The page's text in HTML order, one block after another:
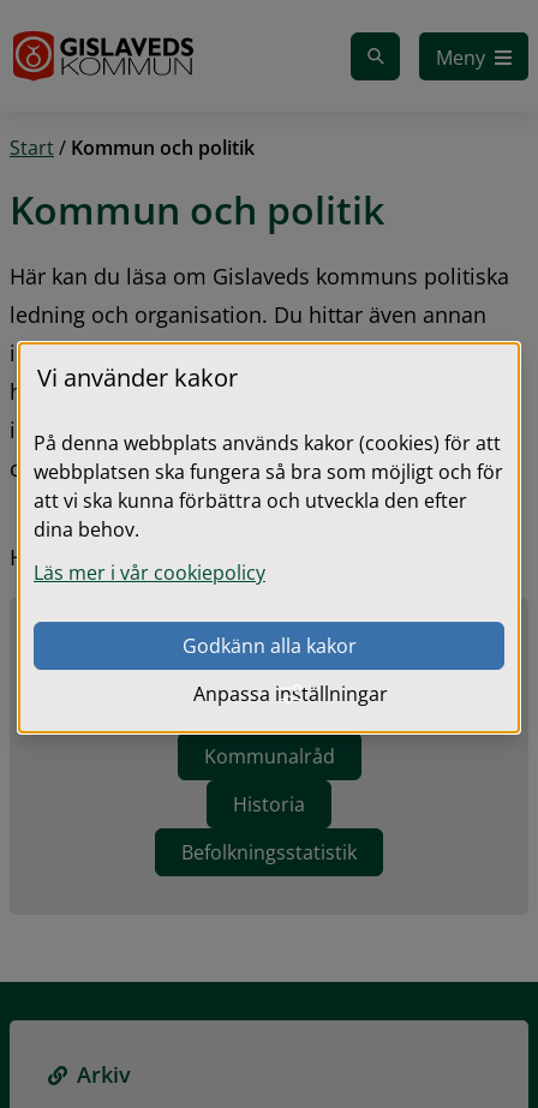
Meny
Start/ Kommun och politik
Kommun och politik
Här kan du läsa om Gislaveds kommuns politiska
ledning och organisation. Du hittar även annan
information om kommunen och kan läsa
handlingar och protokoll. Du kan också få
information om hur du kan överklaga ett beslut
och om ekonomi.
Hitta snabbt
Kommunens samlade taxor
Synpunkter och förbättringsförslag
Kommunalråd
Historia
Befolkningsstatistik
Arkiv
Vi använder kakor
På denna webbplats används kakor (cookies) för att
webbplatsen ska fungera så bra som möjligt och för
att vi ska kunna förbättra och utveckla den efter
dina behov.
Läs mer i vår cookiepolicy
Godkänn alla kakor
Anpassa inställningar